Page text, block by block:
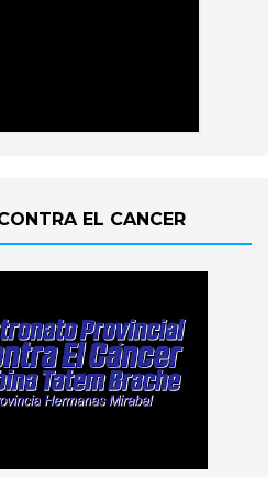
EL CANCER